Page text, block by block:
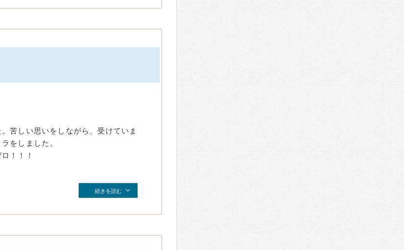
苦しい思いをしながら、受けていま
をしました。
！！！
続きを読む